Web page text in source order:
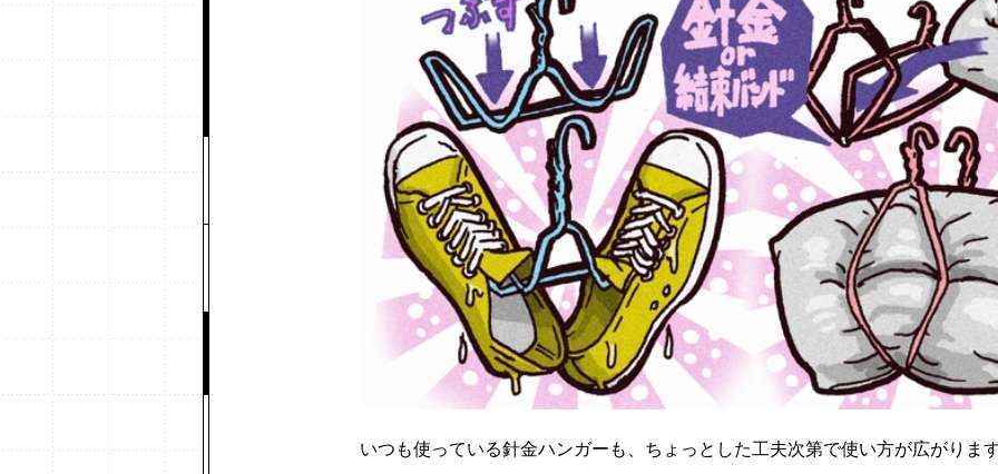
いつも使っている針金ハンガーも、ちょっとした工夫次第で使い方が広がりま